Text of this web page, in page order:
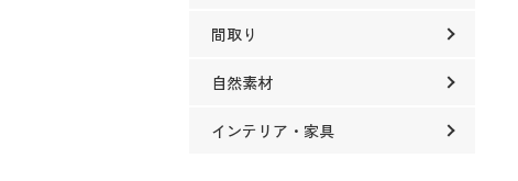
間取り
自然素材
インテリア・家具